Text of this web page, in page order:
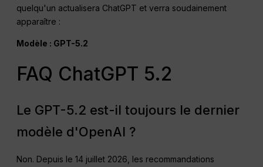
quelqu'un actualisera ChatGPT et verra soudainement
apparaître :
Modèle : GPT-5.2
FAQ ChatGPT 5.2
Le GPT-5.2 est-il toujours le dernier
modèle d'OpenAI ?
Non. Depuis le 14 juillet 2026, les recommandations